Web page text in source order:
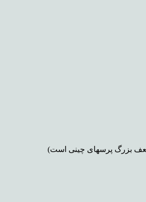
ضعف بزرگ پرسهای چینی است)